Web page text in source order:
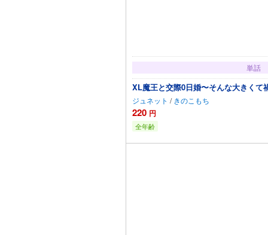
単話
XL魔王と交際0日婚〜そんな大きくて
ジュネット / きのこもち
220 円
全年齢